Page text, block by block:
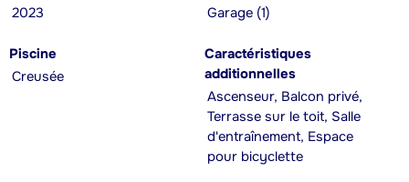
2023
Garage (1)
Piscine
Creusée
Caractéristiques
additionnelles
Ascenseur, Balcon privé,
Terrasse sur le toit, Salle
d'entraînement, Espace
pour bicyclette